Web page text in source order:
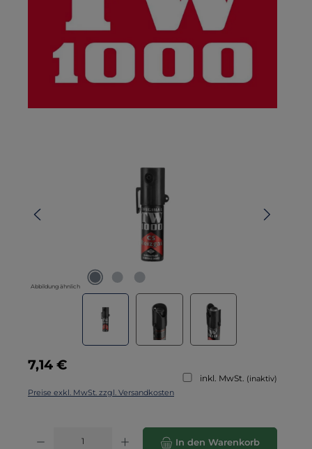
Abbildung ähnlich
Regulärer Preis:
7,14 €
inkl. MwSt. (inaktiv)
Preise exkl. MwSt. zzgl. Versandkosten
Produkt Anzahl: Gib den gewünschten Wert ein oder benutze die
In den Warenkorb